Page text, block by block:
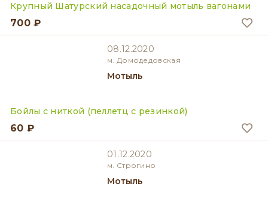
Крупный Шатурский насадочный мотыль вагонами
700 ₽
08.12.2020
м. Домодедовская
Мотыль
Бойлы с ниткой (пеллетц с резинкой)
60 ₽
01.12.2020
м. Строгино
Мотыль